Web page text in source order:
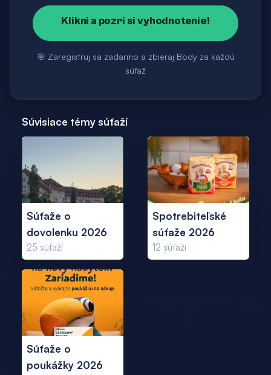
Klikni a pozri si vyhodnotenie!
🎯 Zaregistruj sa zadarmo a zbieraj Body za každú
súťaž
Súvisiace témy súťaží
Súťaže o
dovolenku 2026
25 súťaží
Spotrebiteľské
súťaže 2026
12 súťaží
Súťaže o
poukážky 2026